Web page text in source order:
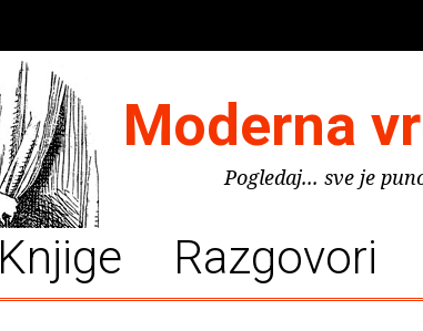
Moderna
Pogledaj... sve je
Knjige Razgovori